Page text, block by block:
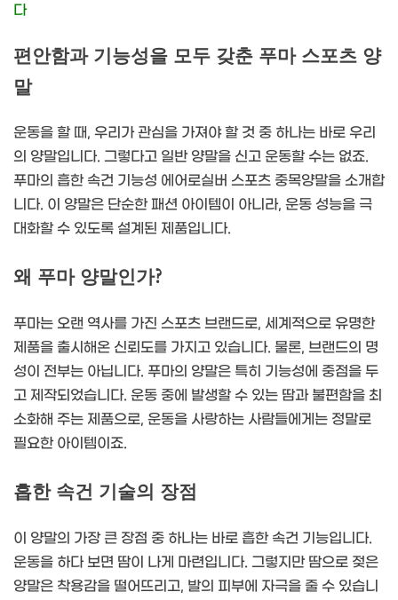
다
편안함과 기능성을 모두 갖춘 푸마 스포츠 양
말
운동을 할 때, 우리가 관심을 가져야 할 것 중 하나는 바로 우리
의 양말입니다. 그렇다고 일반 양말을 신고 운동할 수는 없죠.
푸마의 흡한 속건 기능성 에어로실버 스포츠 중목양말을 소개합
니다. 이 양말은 단순한 패션 아이템이 아니라, 운동 성능을 극
대화할 수 있도록 설계된 제품입니다.
왜 푸마 양말인가?
푸마는 오랜 역사를 가진 스포츠 브랜드로, 세계적으로 유명한
제품을 출시해온 신뢰도를 가지고 있습니다. 물론, 브랜드의 명
성이 전부는 아닙니다. 푸마의 양말은 특히 기능성에 중점을 두
고 제작되었습니다. 운동 중에 발생할 수 있는 땀과 불편함을 최
소화해 주는 제품으로, 운동을 사랑하는 사람들에게는 정말로
필요한 아이템이죠.
흡한 속건 기술의 장점
이 양말의 가장 큰 장점 중 하나는 바로 흡한 속건 기능입니다.
운동을 하다 보면 땀이 나게 마련입니다. 그렇지만 땀으로 젖은
양말은 착용감을 떨어뜨리고, 발의 피부에 자극을 줄 수 있습니